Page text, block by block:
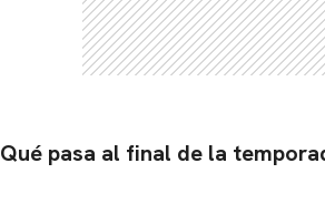
Qué pasa al final de la